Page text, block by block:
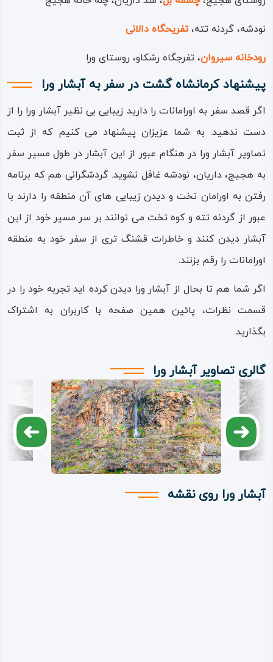
نودشه، گردنه تته، تفریحگاه دالانی
رودخانه سیروان، تفرجگاه رشکاو، روستای ورا
پیشنهاد کرمانشاه گشت در سفر به آبشار ورا
اگر قصد سفر به اورامانات را دارید زیبایی بی نظیر آبشار ورا را از
دست ندهید. به شما عزیزان پیشنهاد می کنیم که از ثبت
تصاویر آبشار ورا در هنگام عبور از این آبشار در طول مسیر سفر
به هجیج، داریان، نودشه غافل نشوید. گردشگرانی هم که برنامه
رفتن به اورامان تخت و دیدن زیبایی های آن منطقه را دارند با
عبور از گردنه تته و کوه تخت می توانند بر سر مسیر خود از این
آبشار دیدن کنند و خاطرات قشنگ تری از سفر خود به منطقه
اورامانات را رقم بزنند.
اگر شما هم تا بحال از آبشار ورا دیدن کرده اید تجربه خود را در
قسمت نظرات، پائین همین صفحه با کاربران به اشتراک
بگذارید.
گالری تصاویر آبشار ورا
آبشار ورا روی نقشه